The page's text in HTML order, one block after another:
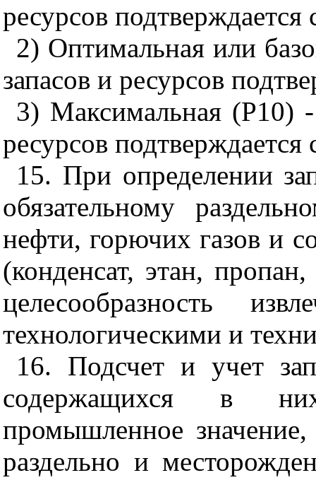
ресурсов
2) Оптимальная или
запасов и ресурсов
3) Максимальная (Р10) -
ресурсов
15. При определении
обязательному
нефти, горючих газов и
(конденсат, этан,
целесообразность
технологическими и
16. Подсчет и учет
содержащихся в
промышленное
раздельно и